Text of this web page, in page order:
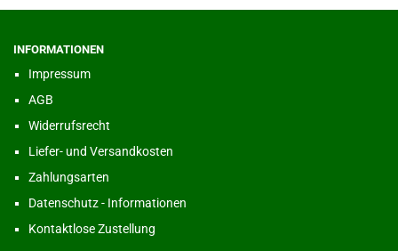
INFORMATIONEN
Impressum
AGB
Widerrufsrecht
Liefer- und Versandkosten
Zahlungsarten
Datenschutz - Informationen
Kontaktlose Zustellung